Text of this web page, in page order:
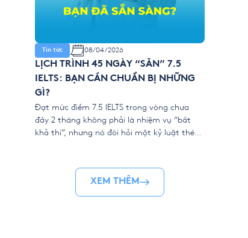
Tin tức 08/04/2026
LỊCH TRÌNH 45 NGÀY “SĂN” 7.5
IELTS: BẠN CẦN CHUẨN BỊ NHỮNG
GÌ?
Đạt mức điểm 7.5 IELTS trong vòng chưa
đầy 2 tháng không phải là nhiệm vụ “bất
khả thi”, nhưng nó đòi hỏi một kỷ luật thép
YOLA là một cuộc đua marathon rút ngắn.
Để “về đích” […]XEM THÊM